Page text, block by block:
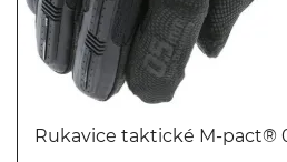
Rukavice taktické M-pact®